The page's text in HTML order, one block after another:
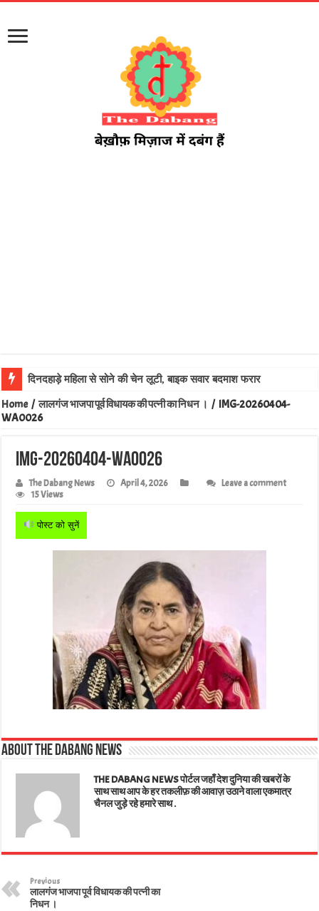
दिनदहाड़े महिला से सोने की चेन लूटी, बाइक सवार बदमाश फरार
Home / लालगंज भाजपा पूर्व विधायक की पत्नी का निधन । / IMG-20260404-
WA0026
IMG-20260404-WA0026
The Dabang News April 4, 2026
Leave a comment
15 Views
पोस्ट को सुनें
About The Dabang News
THE DABANG NEWS पोर्टल जहाँ देश दुनिया की खबरों के
साथ साथ आप के हर तकलीफ़ की आवाज़ उठाने वाला एकमात्र
चैनल जुड़े रहे हमारे साथ .
Previous
लालगंज भाजपा पूर्व विधायक की पत्नी का
निधन ।